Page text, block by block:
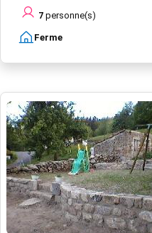
7 personne(s)
Ferme